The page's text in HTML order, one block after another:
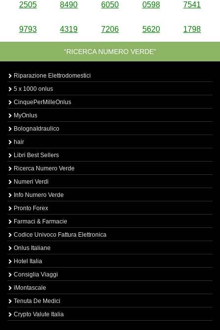
2505 8490 6050 0598 7541
9793 4319 7206 5620 1798
“RICERCA NUMERO VERDE”
Riparazione Elettrodomestici
5 x 1000 onlus
CinquePerMilleOnlus
MyOnlus
BolognaIdraulico
hair
Libri Best Sellers
Ricerca Numero Verde
Numeri Verdi
Info Numero Verde
Pronto Forex
Farmaci & Farmacie
Codice Univoco Fattura Elettronica
Onlus Italiane
Hotel Italia
Consiglia Viaggi
iMontascale
Tenuta De Medici
Crypto Valute Italia